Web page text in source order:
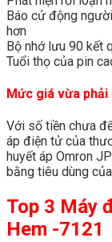
Báo cử động
hơn
Bộ nhớ lưu 90 kết
Tuổi thọ của pin
Mức giá vừa phải
Với số tiền chưa
áp điện tử của
huyết áp Omron
bằng tiêu dùng
Top 3 Máy
Hem -7121